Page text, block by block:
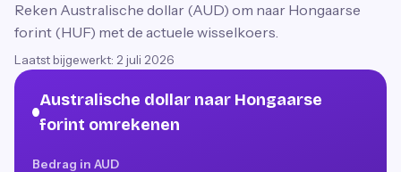
Reken Australische dollar (AUD) om naar Hongaarse
forint (HUF) met de actuele wisselkoers.
Laatst bijgewerkt: 2 juli 2026
Australische dollar naar Hongaarse
forint omrekenen
Bedrag in AUD